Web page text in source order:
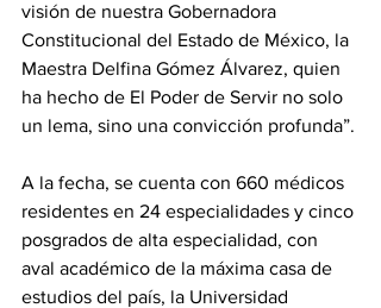
visión de nuestra Gobernadora
Constitucional del Estado de México, la
Maestra Delfina Gómez Álvarez, quien
ha hecho de El Poder de Servir no solo
un lema, sino una convicción profunda”.
A la fecha, se cuenta con 660 médicos
residentes en 24 especialidades y cinco
posgrados de alta especialidad, con
aval académico de la máxima casa de
estudios del país, la Universidad